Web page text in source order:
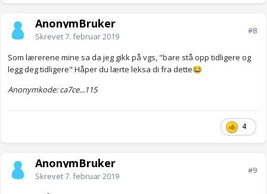
AnonymBruker
Skrevet7. februar 2019
#8
Som lærerene mine sa da jeg gikk på vgs, "bare stå opp tidligere og
legg deg tidligere" Håper du lærte leksa di fra dette😂
Anonymkode: ca7ce...115
4
AnonymBruker
Skrevet7. februar 2019
#9